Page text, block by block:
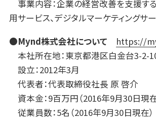
事業内容：企業の経営改善を支援す
用サービス、デジタルマーケティングサ
●Mynd株式会社について
https://
本社所在地：東京都港区白金台3-2-
設立：2012年3月
代表者：代表取締役社長 原 啓介
資本金：9百万円（2016年9月30日現在
従業員数：5名（2016年9月30日現在）